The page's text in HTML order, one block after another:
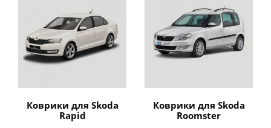
Коврики для Skoda
Rapid
Коврики для Skoda
Roomster